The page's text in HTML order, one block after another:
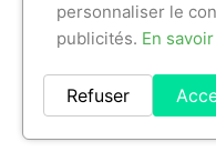
personnaliser le
publicités. En
Refuser